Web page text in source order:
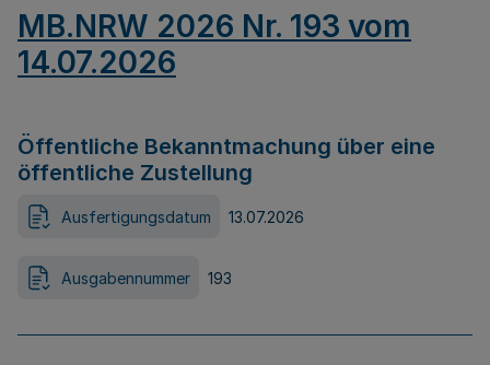
MB.NRW 2026 Nr. 193 vom
14.07.2026
Öffentliche Bekanntmachung über eine
öffentliche Zustellung
Ausfertigungsdatum 13.07.2026
Ausgabennummer 193